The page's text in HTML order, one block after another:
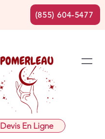
Devis En Ligne
(855) 604-5477